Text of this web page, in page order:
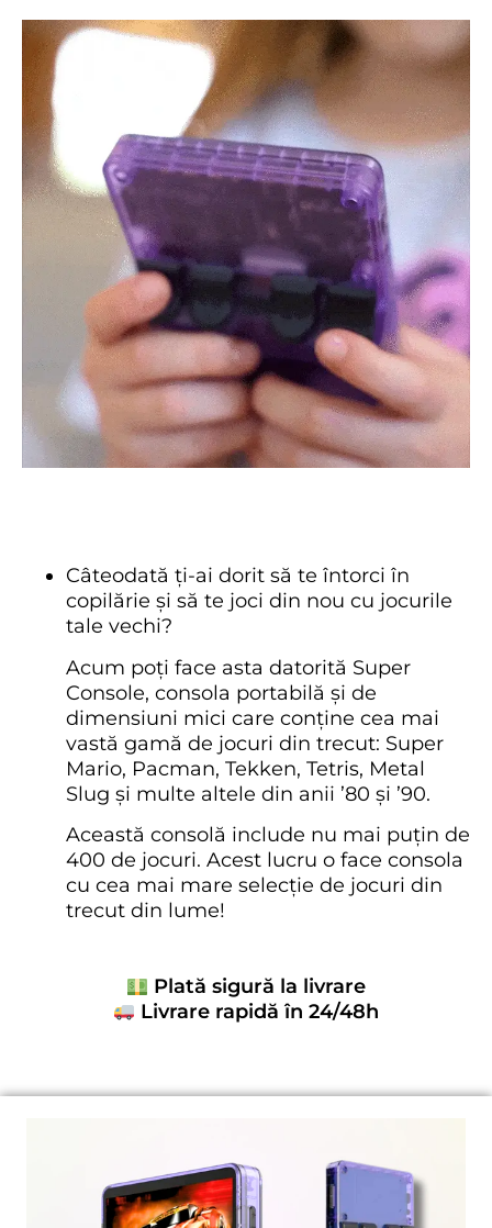
Câteodată ți-ai dorit să te întorci în
copilărie și să te joci din nou cu jocurile
tale vechi?
Acum poți face asta datorită Super
Console, consola portabilă și de
dimensiuni mici care conține cea mai
vastă gamă de jocuri din trecut: Super
Mario, Pacman, Tekken, Tetris, Metal
Slug și multe altele din anii ’80 și ’90.
Această consolă include nu mai puțin de
400 de jocuri. Acest lucru o face consola
cu cea mai mare selecție de jocuri din
trecut din lume!
Plată sigură la livrare
Livrare rapidă în 24/48h